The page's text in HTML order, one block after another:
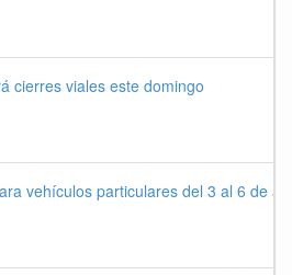
cierres viales este domingo
vehículos particulares del 3 al 6 de